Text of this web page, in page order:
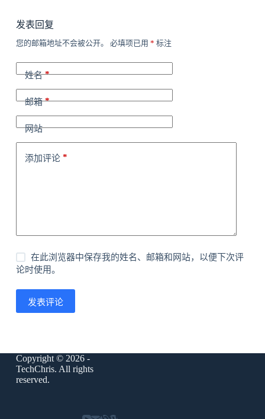
发表回复
您的邮箱地址不会被公开。 必填项已用 * 标注
姓名*
邮箱*
网站
添加评论*
在此浏览器中保存我的姓名、邮箱和网站，以便下次评
论时使用。
发表评论
Copyright © 2026 -
TechChris. All rights
reserved.